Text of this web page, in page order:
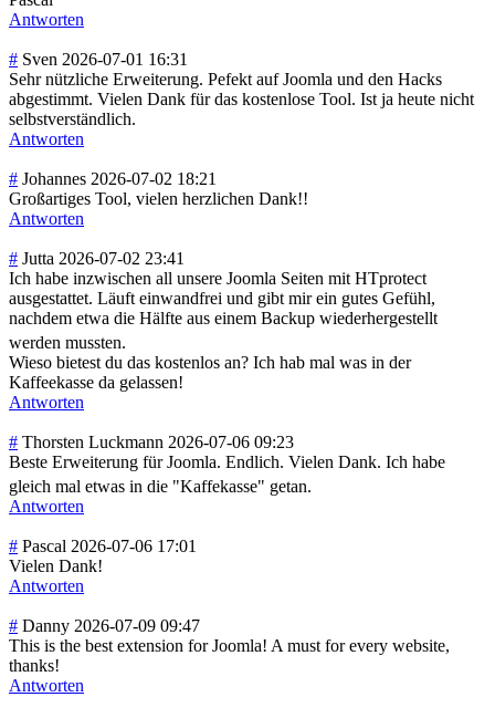
Antworten
# Sven 2026-07-01 16:31
Sehr nützliche Erweiterung. Pefekt auf Joomla und den Hacks
abgestimmt. Vielen Dank für das kostenlose Tool. Ist ja heute nicht
selbstverständlich.
Antworten
# Johannes 2026-07-02 18:21
Großartiges Tool, vielen herzlichen Dank!!
Antworten
# Jutta 2026-07-02 23:41
Ich habe inzwischen all unsere Joomla Seiten mit HTprotect
ausgestattet. Läuft einwandfrei und gibt mir ein gutes Gefühl,
nachdem etwa die Hälfte aus einem Backup wiederhergestellt
werden mussten.
Wieso bietest du das kostenlos an? Ich hab mal was in der
Kaffeekasse da gelassen!
Antworten
# Thorsten Luckmann 2026-07-06 09:23
Beste Erweiterung für Joomla. Endlich. Vielen Dank. Ich habe
gleich mal etwas in die "Kaffekasse" getan.
Antworten
# Pascal 2026-07-06 17:01
Vielen Dank!
Antworten
# Danny 2026-07-09 09:47
This is the best extension for Joomla! A must for every website,
thanks!
Antworten